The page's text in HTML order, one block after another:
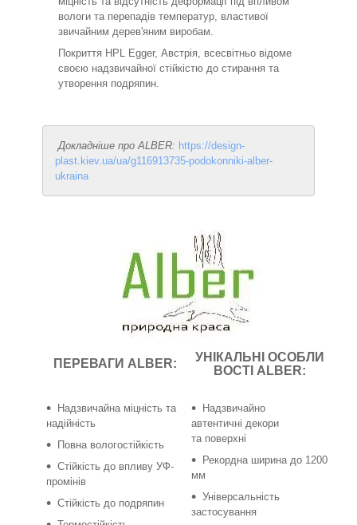
вологи та перепадів температур, властивої
звичайним дерев'яним виробам.
Покриття HPL Egger, Австрія, всесвітньо відоме
своєю надзвичайної стійкістю до стирання та
утворення подряпин.
Докладніше про ALBER: https://design-
plast.kiev.ua/ua/g116913735-podokonniki-alber-
ukraina
ПЕРЕВАГИ ALBER:
УНІКАЛЬНІ ОСОБЛИ
ВОСТІ ALBER:
Надзвичайна міцність та
надійність
Повна вологостійкість
Стійкість до впливу УФ-
промінів
Стійкість до подряпин
Надзвичайно
автентичні декори
та поверхні
Рекордна ширина до 1200
мм
Універсальність
застосування